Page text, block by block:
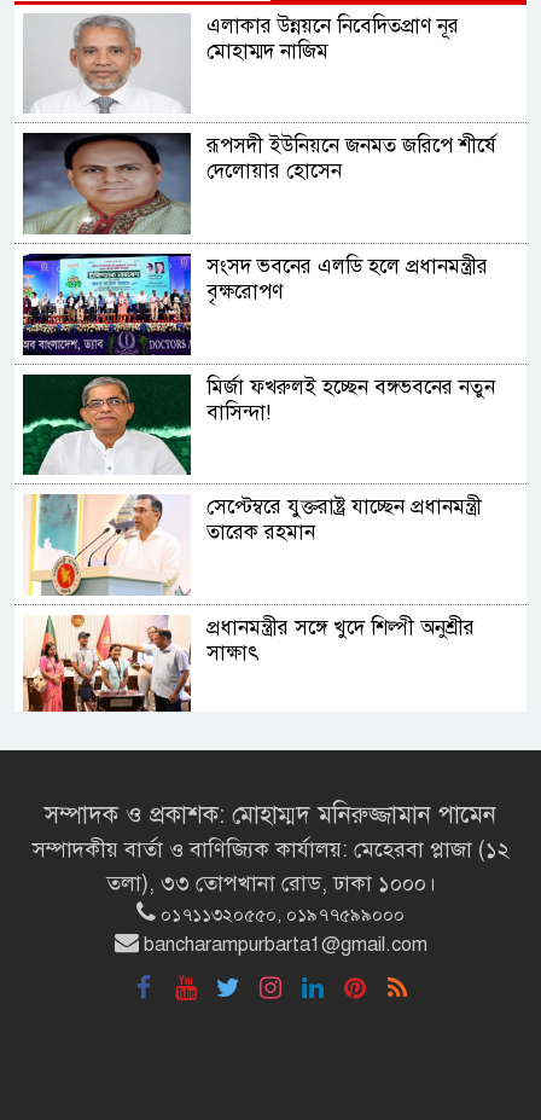
এলাকার উন্নয়নে নিবেদিতপ্রাণ নূর
মোহাম্মদ নাজিম
রূপসদী ইউনিয়নে জনমত জরিপে শীর্ষে
দেলোয়ার হোসেন
সংসদ ভবনের এলডি হলে প্রধানমন্ত্রীর
বৃক্ষরোপণ
মির্জা ফখরুলই হচ্ছেন বঙ্গভবনের নতুন
বাসিন্দা!
সেপ্টেম্বরে যুক্তরাষ্ট্র যাচ্ছেন প্রধানমন্ত্রী
তারেক রহমান
প্রধানমন্ত্রীর সঙ্গে খুদে শিল্পী অনুশ্রীর
সাক্ষাৎ
খালপাড় রক্ষায় বিন্না ঘাসের ব্যবহার
রাষ্ট্রপতি নির্বাচনের ভোটার তালিকা
সম্পাদক ও প্রকাশক: মোহাম্মদ মনিরুজ্জামান পামেন
সম্পাদকীয় বার্তা ও বাণিজ্যিক কার্যালয়: মেহেরবা প্লাজা (১২
তলা), ৩৩ তোপখানা রোড, ঢাকা ১০০০।
০১৭১১৩২০৫৫০, ০১৯৭৭৫৯৯০০০
bancharampurbarta1@gmail.com